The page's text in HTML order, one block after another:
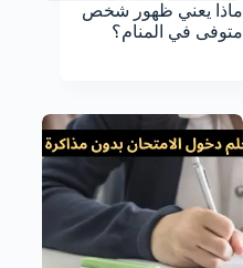
ماذا يعني ظهور شخص
متوفى في المنام؟